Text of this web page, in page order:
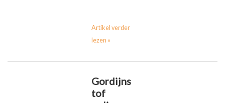
Artikel verder
lezen »
Gordijns
tof